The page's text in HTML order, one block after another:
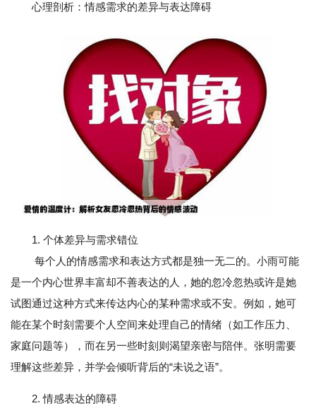
心理剖析：情感需求的差异与表达障碍
1. 个体差异与需求错位
每个人的情感需求和表达方式都是独一无二的。小雨可能
是一个内心世界丰富却不善表达的人，她的忽冷忽热或许是她
试图通过这种方式来传达内心的某种需求或不安。例如，她可
能在某个时刻需要个人空间来处理自己的情绪（如工作压力、
家庭问题等），而在另一些时刻则渴望亲密与陪伴。张明需要
理解这些差异，并学会倾听背后的“未说之语”。
2. 情感表达的障碍